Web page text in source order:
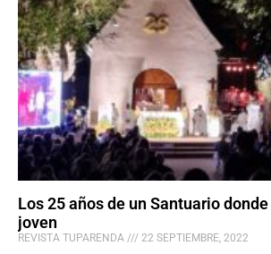
Los 25 años de un Santuario
joven
REVISTA TUPARENDA 22 SEPTIEMBRE, 2022